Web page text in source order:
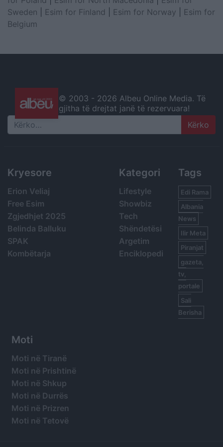
Sweden
Esim for Finland Esim for Norway
Esim for
Belgium
© 2003 - 2026 Albeu Online Media. Të
gjitha të drejtat janë të rezervuara!
Search
Kryesore
Erion Veliaj
Free Esim
Zgjedhjet 2025
Belinda Balluku
SPAK
Kombëtarja
Kategori
Lifestyle
Showbiz
Tech
Shëndetësi
Argetim
Enciklopedi
Tags
Edi Rama
Albania
News
Ilir Meta
Piranjat
gazeta,
tv,
portale
Sali
Berisha
Moti
Moti në Tiranë
Moti në Prishtinë
Moti në Shkup
Moti në Durrës
Moti në Prizren
Moti në Tetovë